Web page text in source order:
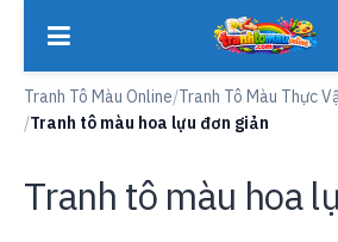
Tranh Tô Màu Online/Tranh Tô Màu Thực
/Tranh tô màu hoa lựu đơn giản
Tranh tô màu hoa